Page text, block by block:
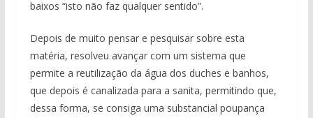
baixos “isto não faz qualquer sentido”.
Depois de muito pensar e pesquisar sobre esta
matéria, resolveu avançar com um sistema que
permite a reutilização da água dos duches e banhos,
que depois é canalizada para a sanita, permitindo que,
dessa forma, se consiga uma substancial poupança